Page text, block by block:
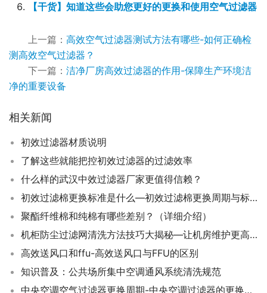
【干货】知道这些会助您更好的更换和使用空气过滤器
上一篇： 高效空气过滤器测试方法有哪些-如何正确检
测高效空气过滤器？
下一篇： 洁净厂房高效过滤器的作用-保障生产环境洁
净的重要设备
相关新闻
初效过滤器材质说明
了解这些就能把控初效过滤器的过滤效率
什么样的武汉中效过滤器厂家更值得信赖？
初效过滤棉更换标准是什么—初效过滤棉更换周期与标准详解，你常犯这些错误吗？
聚酯纤维棉和纯棉有哪些差别？（详细介绍）
机柜防尘过滤网清洗方法技巧大揭秘—让机房维护更高效
高效送风口和ffu-高效送风口与FFU的区别
知识普及：公共场所集中空调通风系统清洗规范
中央空调空气过滤器更换周期-中央空调过滤器的更换时间